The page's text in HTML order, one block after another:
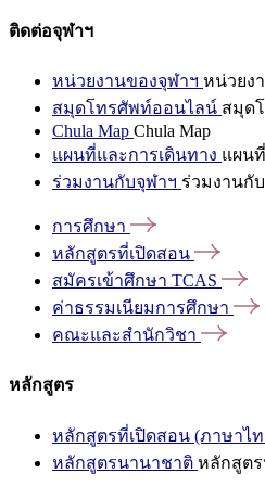
ติดต่อจุฬาฯ
หน่วยงานของจุฬาฯ หน่วยง
สมุดโทรศัพท์ออนไลน์ สมุด
Chula Map Chula Map
แผนที่และการเดินทาง แผน
ร่วมงานกับจุฬาฯ ร่วมงานกั
การศึกษา
หลักสูตรที่เปิดสอน
สมัครเข้าศึกษา TCAS
ค่าธรรมเนียมการศึกษา
คณะและสำนักวิชา
หลักสูตร
หลักสูตรที่เปิดสอน (ภาษาไ
หลักสูตรนานาชาติ หลักสูต